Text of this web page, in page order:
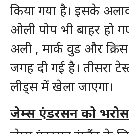
किया गया है। इसके
ओली पोप भी बाहर हो
अली , मार्क वुड और
जगह दी गई है। तीसरा
लीड्स में खेला जाएगा।
जेम्स एंडरसन को